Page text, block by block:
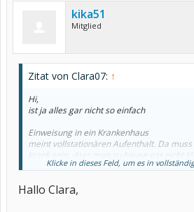
kika51
Mitglied
Zitat von Clara07: ↑
Hi,
ist ja alles gar nicht so einfach
Einweisung in ein Krankenhaus
meint vollstationären Aufenthalt. Da
krank sein, dass man zu hause gar nicht
Notfall, der einen Arzt benötigt rund um
Klicke in dieses Feld, um es in
Hallo Clara,